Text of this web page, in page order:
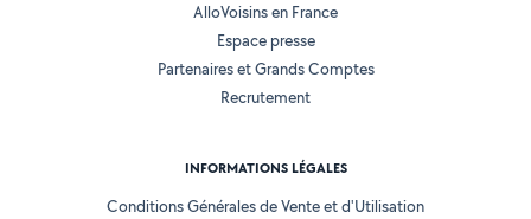
AlloVoisins en France
Espace presse
Partenaires et Grands Comptes
Recrutement
INFORMATIONS LÉGALES
Conditions Générales de Vente et d'Utilisation